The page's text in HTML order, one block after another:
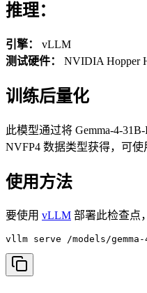
推理：
引擎：
vLLM
测试硬件：
NVIDIA Hopper
训练后量化
此模型通过将 Gemma-4-
NVFP4 数据类型获得，可使
使用方法
要使用 vLLM 部署此检查点
vllm serve /models/